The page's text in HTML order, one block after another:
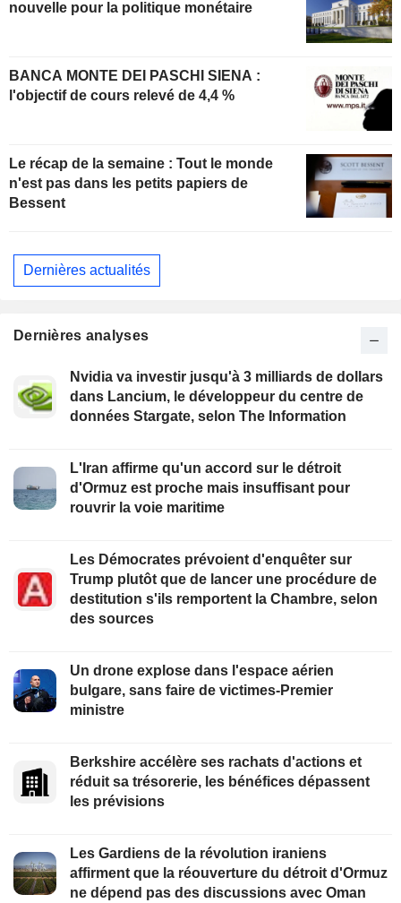
nouvelle pour la politique monétaire
BANCA MONTE DEI PASCHI SIENA :
l'objectif de cours relevé de 4,4 %
Le récap de la semaine : Tout le monde
n'est pas dans les petits papiers de
Bessent
Dernières actualités
Dernières analyses
Nvidia va investir jusqu'à 3 milliards de dollars
dans Lancium, le développeur du centre de
données Stargate, selon The Information
L'Iran affirme qu'un accord sur le détroit
d'Ormuz est proche mais insuffisant pour
rouvrir la voie maritime
Les Démocrates prévoient d'enquêter sur
Trump plutôt que de lancer une procédure de
destitution s'ils remportent la Chambre, selon
des sources
Un drone explose dans l'espace aérien
bulgare, sans faire de victimes-Premier
ministre
Berkshire accélère ses rachats d'actions et
réduit sa trésorerie, les bénéfices dépassent
les prévisions
Les Gardiens de la révolution iraniens
affirment que la réouverture du détroit d'Ormuz
ne dépend pas des discussions avec Oman